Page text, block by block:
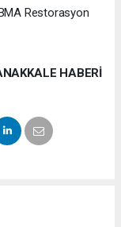
Restorasyon
HABERİ